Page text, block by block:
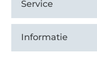
Service
Informatie